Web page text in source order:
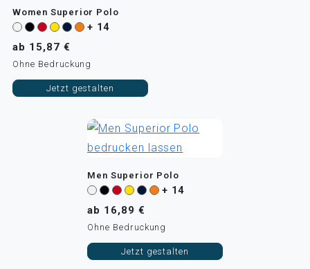
Women Superior Polo
+ 14
ab 15,87 €
Ohne Bedruckung
Jetzt gestalten
Men Superior Polo
+ 14
ab 16,89 €
Ohne Bedruckung
Jetzt gestalten